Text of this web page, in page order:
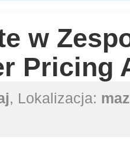
w
Pricing
, Lokalizacja: